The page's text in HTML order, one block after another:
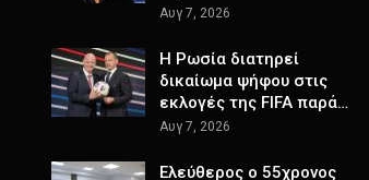
Αυγ 7, 2026
Η Ρωσία διατηρεί
δικαίωμα ψήφου στις
εκλογές της FIFA παρά…
Αυγ 7, 2026
Ελεύθερος ο 55χρονος